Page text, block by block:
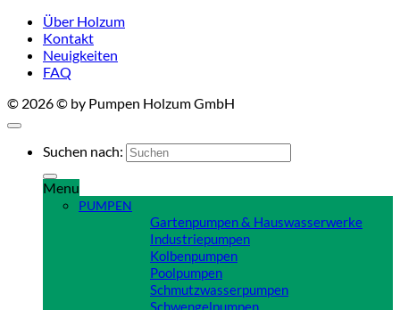
Über Holzum
Kontakt
Neuigkeiten
FAQ
© 2026 © by Pumpen Holzum GmbH
Suchen nach:
Menu
PUMPEN
Gartenpumpen & Hauswasserwerke
Industriepumpen
Kolbenpumpen
Poolpumpen
Schmutzwasserpumpen
Schwengelpumpen